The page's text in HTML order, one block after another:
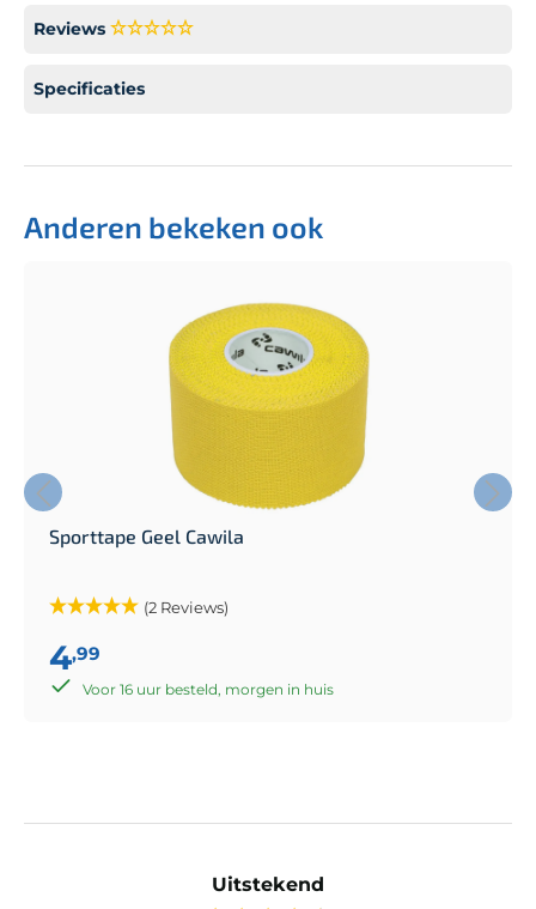
Reviews
Specificaties
Anderen bekeken ook
Sporttape Geel Cawila
(2 Reviews)
4,99
Voor 16 uur besteld, morgen in huis
Uitstekend